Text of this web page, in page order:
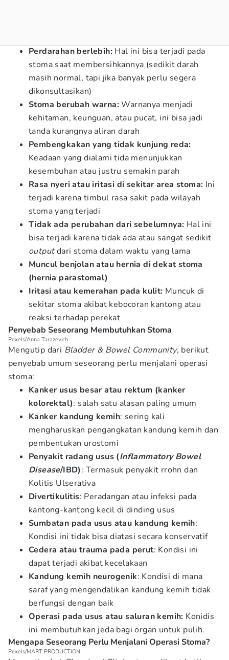
Perdarahan berlebih: Hal ini bisa terjadi pada
stoma saat membersihkannya (sedikit darah
masih normal, tapi jika banyak perlu segera
dikonsultasikan)
Stoma berubah warna:Warnanya menjadi
kehitaman, keunguan, atau pucat, ini bisa jadi
tanda kurangnya aliran darah
Pembengkakan yang tidak kunjung reda:
Keadaan yang dialami tida menunjukkan
kesembuhan atau justru semakin parah
Rasa nyeri atau iritasi di sekitar area stoma: Ini
terjadi karena timbul rasa sakit pada wilayah
stoma yang terjadi
Tidak ada perubahan dari sebelumnya: Hal ini
bisa terjadi karena tidak ada atau sangat sedikit
outputdari stoma dalam waktu yang lama
Muncul benjolan atau hernia di dekat stoma
(hernia parastomal)
Iritasi atau kemerahan pada kulit: Muncuk di
sekitar stoma akibat kebocoran kantong atau
reaksi terhadap perekat
Penyebab Seseorang Membutuhkan Stoma
Pexels/Anna Tarazevich
Mengutip dari Bladder & Bowel Community, berikut
penyebab umum seseorang perlu menjalani operasi
stoma:
Kanker usus besar atau rektum (kanker
kolorektal): salah satu alasan paling umum
Kanker kandung kemih: sering kali
mengharuskan pengangkatan kandung kemih dan
pembentukan urostomi
Penyakit radang usus (Inflammatory Bowel
Disease/IBD): Termasuk penyakit rrohn dan
Kolitis Ulserativa
Divertikulitis: Peradangan atau infeksi pada
kantong-kantong kecil di dinding usus
Sumbatan pada usus atau kandung kemih:
Kondisi ini tidak bisa diatasi secara konservatif
Cedera atau trauma pada perut: Kondisi ini
dapat terjadi akibat kecelakaan
Kandung kemih neurogenik: Kondisi di mana
saraf yang mengendalikan kandung kemih tidak
berfungsi dengan baik
Operasi pada usus atau saluran kemih: Konidis
ini membutuhkan jeda bagi organ untuk pulih.
Mengapa Seseorang Perlu Menjalani Operasi Stoma?
Pexels/MART PRODUCTION